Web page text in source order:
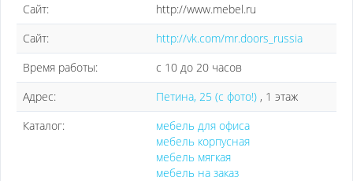
Сайт:
http://www.mebel.ru
Сайт:
http://vk.com/mr.doors_russia
Время работы:
с 10 до 20 часов
Адрес:
Петина, 25 (с фото!) , 1 этаж
Каталог:
мебель для офиса
мебель корпусная
мебель мягкая
мебель на заказ